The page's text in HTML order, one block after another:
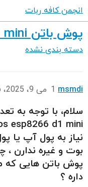
انجمن کافه ربات
پوش باتن wemos d1 mini
دسته بندی نشده
msmdi می 9، 2025، 9:06ب.ظ 1
سلام، با توجه به
نیاز به پول آپ یا
بوت و غیره ندارن ،
پوش باتن هایی که
داره ؟